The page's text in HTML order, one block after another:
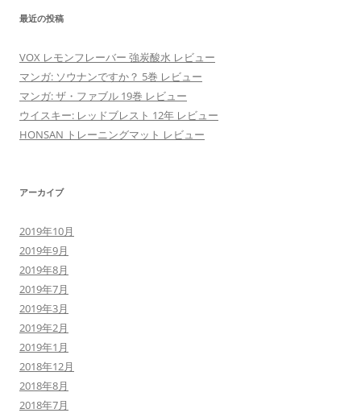
最近の投稿
VOX レモンフレーバー 強炭酸水 レビュー
マンガ: ソウナンですか？ 5巻 レビュー
マンガ: ザ・ファブル 19巻 レビュー
ウイスキー: レッドブレスト 12年 レビュー
HONSAN トレーニングマット レビュー
アーカイブ
2019年10月
2019年9月
2019年8月
2019年7月
2019年3月
2019年2月
2019年1月
2018年12月
2018年8月
2018年7月